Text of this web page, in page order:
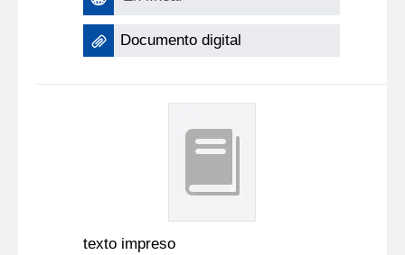
Documento digital
texto impreso